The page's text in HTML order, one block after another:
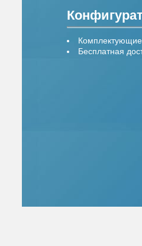
Комплектующие
Бесплатная